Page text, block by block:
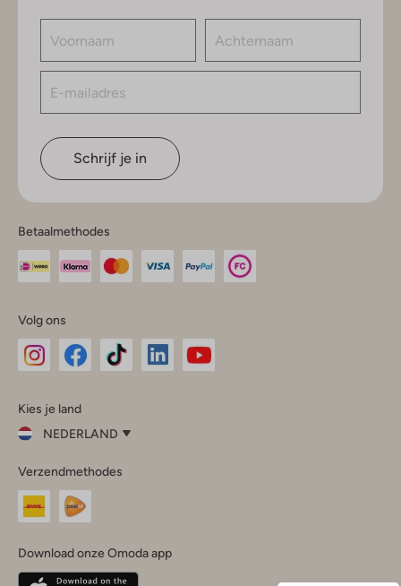
Schrijf je in
Betaalmethodes
Volg ons
InstagramFacebook
Kies je land
NEDERLAND
je
land
Nederland
Belgique(Français)
Verzendmethodes
Download onze Omoda app